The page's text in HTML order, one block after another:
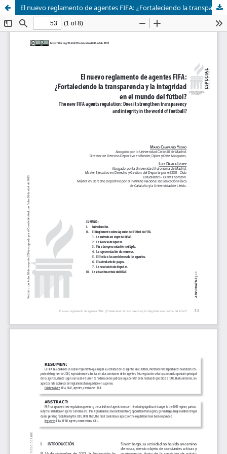
El nuevo reglamento de agentes FIFA: ¿Fortaleciendo la transparencia y la integridad en el mundo del fútbol?